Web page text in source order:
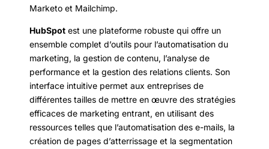
Marketo et Mailchimp.
HubSpot est une plateforme robuste qui offre un
ensemble complet d’outils pour l’automatisation du
marketing, la gestion de contenu, l’analyse de
performance et la gestion des relations clients. Son
interface intuitive permet aux entreprises de
différentes tailles de mettre en œuvre des stratégies
efficaces de marketing entrant, en utilisant des
ressources telles que l’automatisation des e-mails, la
création de pages d’atterrissage et la segmentation